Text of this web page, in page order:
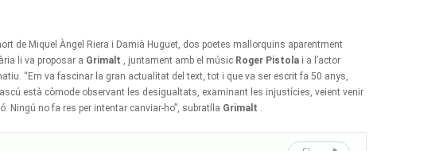
de Miquel Àngel Riera i Damià Huguet, dos poetes mallorquins aparentment
li va proposar a Grimalt , juntament amb el músic Roger Pistola i a l’actor
“Em va fascinar la gran actualitat del text, tot i que va ser escrit fa 50 anys,
està còmode observant les desigualtats, examinant les injustícies, veient venir
Ningú no fa res per intentar canviar-ho”, subratlla Grimalt .